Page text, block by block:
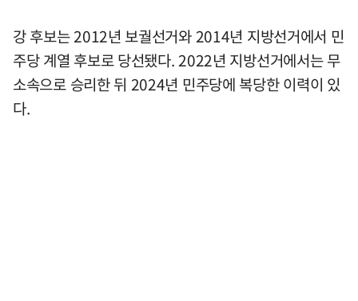
강 후보는 2012년 보궐선거와 2014년 지방선거에서 민
주당 계열 후보로 당선됐다. 2022년 지방선거에서는 무
소속으로 승리한 뒤 2024년 민주당에 복당한 이력이 있
다.